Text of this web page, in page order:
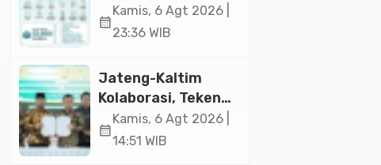
Silaturahim dan
Kebangkitan
Jakarta
calendar_month
Kamis, 6 Agt 2026 |
23:36 WIB
Jateng-Kaltim
Kolaborasi, Teken
19 Kerja Sama
Ekonomi Senilai Rp
calendar_month
Kamis, 6 Agt 2026 |
14:51 WIB